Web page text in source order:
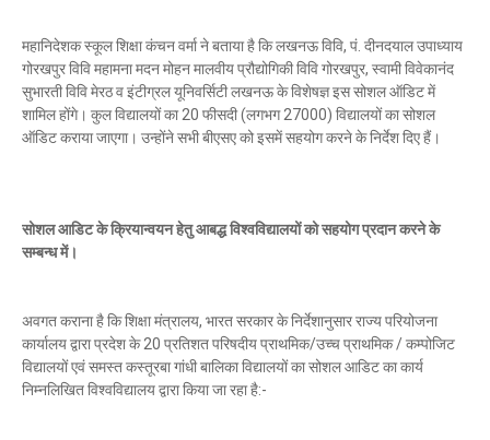
महानिदेशक स्कूल शिक्षा कंचन वर्मा ने बताया है कि लखनऊ विवि, पं. दीनदयाल उपाध्याय
गोरखपुर विवि महामना मदन मोहन मालवीय प्रौद्योगिकी विवि गोरखपुर, स्वामी विवेकानंद
सुभारती विवि मेरठ व इंटीग्रल यूनिवर्सिटी लखनऊ के विशेषज्ञ इस सोशल ऑडिट में
शामिल होंगे। कुल विद्यालयों का 20 फीसदी (लगभग 27000) विद्यालयों का सोशल
ऑडिट कराया जाएगा। उन्होंने सभी बीएसए को इसमें सहयोग करने के निर्देश दिए हैं।
सोशल आडिट के क्रियान्वयन हेतु आबद्ध विश्वविद्यालयों को सहयोग प्रदान करने के
सम्बन्ध में।
अवगत कराना है कि शिक्षा मंत्रालय, भारत सरकार के निर्देशानुसार राज्य परियोजना
कार्यालय द्वारा प्रदेश के 20 प्रतिशत परिषदीय प्राथमिक/उच्च प्राथमिक / कम्पोजिट
विद्यालयों एवं समस्त कस्तूरबा गांधी बालिका विद्यालयों का सोशल आडिट का कार्य
निम्नलिखित विश्वविद्यालय द्वारा किया जा रहा है:-